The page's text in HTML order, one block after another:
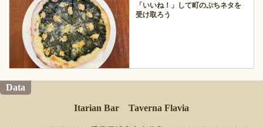
「いいね！」して町のぷちネタを
受け取ろう
Data
Itarian Bar Taverna Flavia